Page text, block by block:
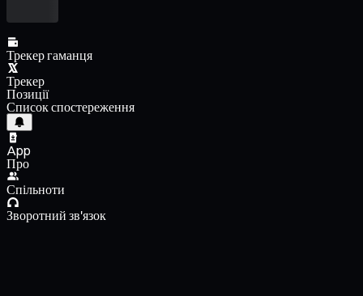
Трекер гаманця
Трекер
Позиції
Список спостереження
App
Про
Спільноти
Зворотний зв'язок